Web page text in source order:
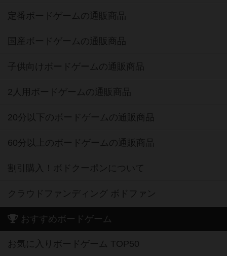
定番ボードゲームの通販商品
国産ボードゲームの通販商品
子供向けボードゲームの通販商品
2人用ボードゲームの通販商品
20分以下のボードゲームの通販商品
60分以上のボードゲームの通販商品
割引購入！ボドクーポンについて
クラウドファンディング ボドファン
おすすめボードゲーム
お気に入りボードゲーム TOP50